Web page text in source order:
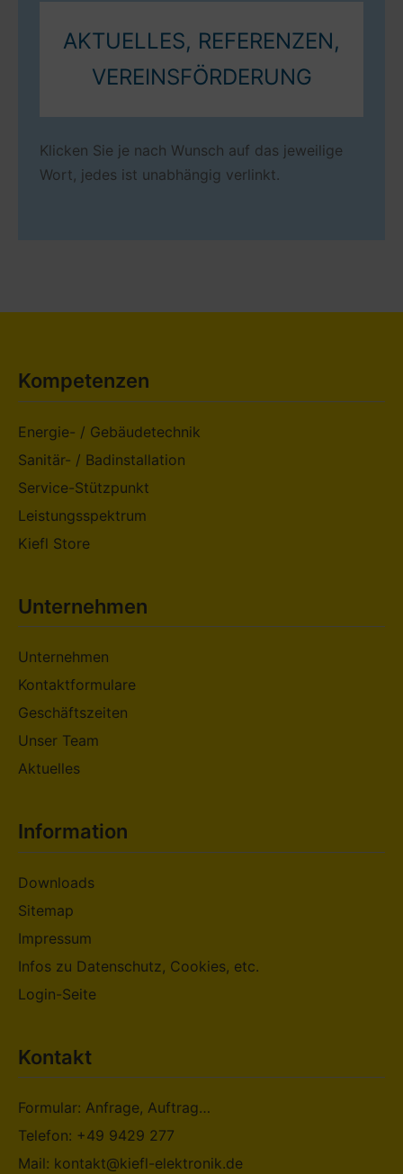
AKTUELLES, REFERENZEN,
VEREINSFÖRDERUNG
Klicken Sie je nach Wunsch auf das jeweilige
Wort, jedes ist unabhängig verlinkt.
Kompetenzen
Energie- / Gebäudetechnik
Sanitär- / Badinstallation
Service-Stützpunkt
Leistungsspektrum
Kiefl Store
Unternehmen
Unternehmen
Kontaktformulare
Geschäftszeiten
Unser Team
Aktuelles
Information
Downloads
Sitemap
Impressum
Infos zu Datenschutz, Cookies, etc.
Login-Seite
Kontakt
Formular: Anfrage, Auftrag…
Telefon: +49 9429 277
Mail: kontakt@kiefl-elektronik.de